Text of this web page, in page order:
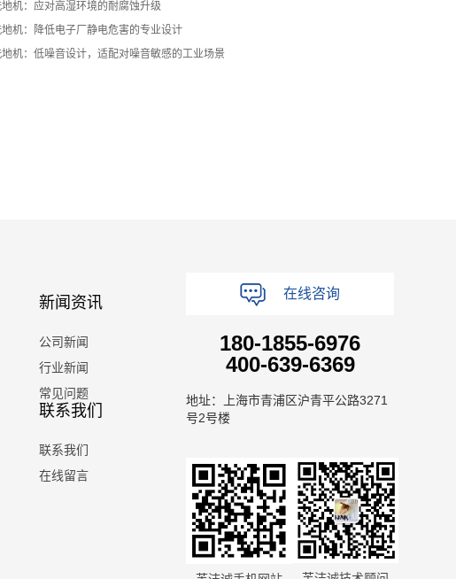
机：应对高湿环境的耐腐蚀升级
机：降低电子厂静电危害的专业设计
机：低噪音设计，适配对噪音敏感的工业场景
新闻资讯
公司新闻
行业新闻
常见问题
联系我们
联系我们
在线留言
在线咨询
180-1855-6976
400-639-6369
地址：上海市青浦区沪青平公路3271
号2号楼